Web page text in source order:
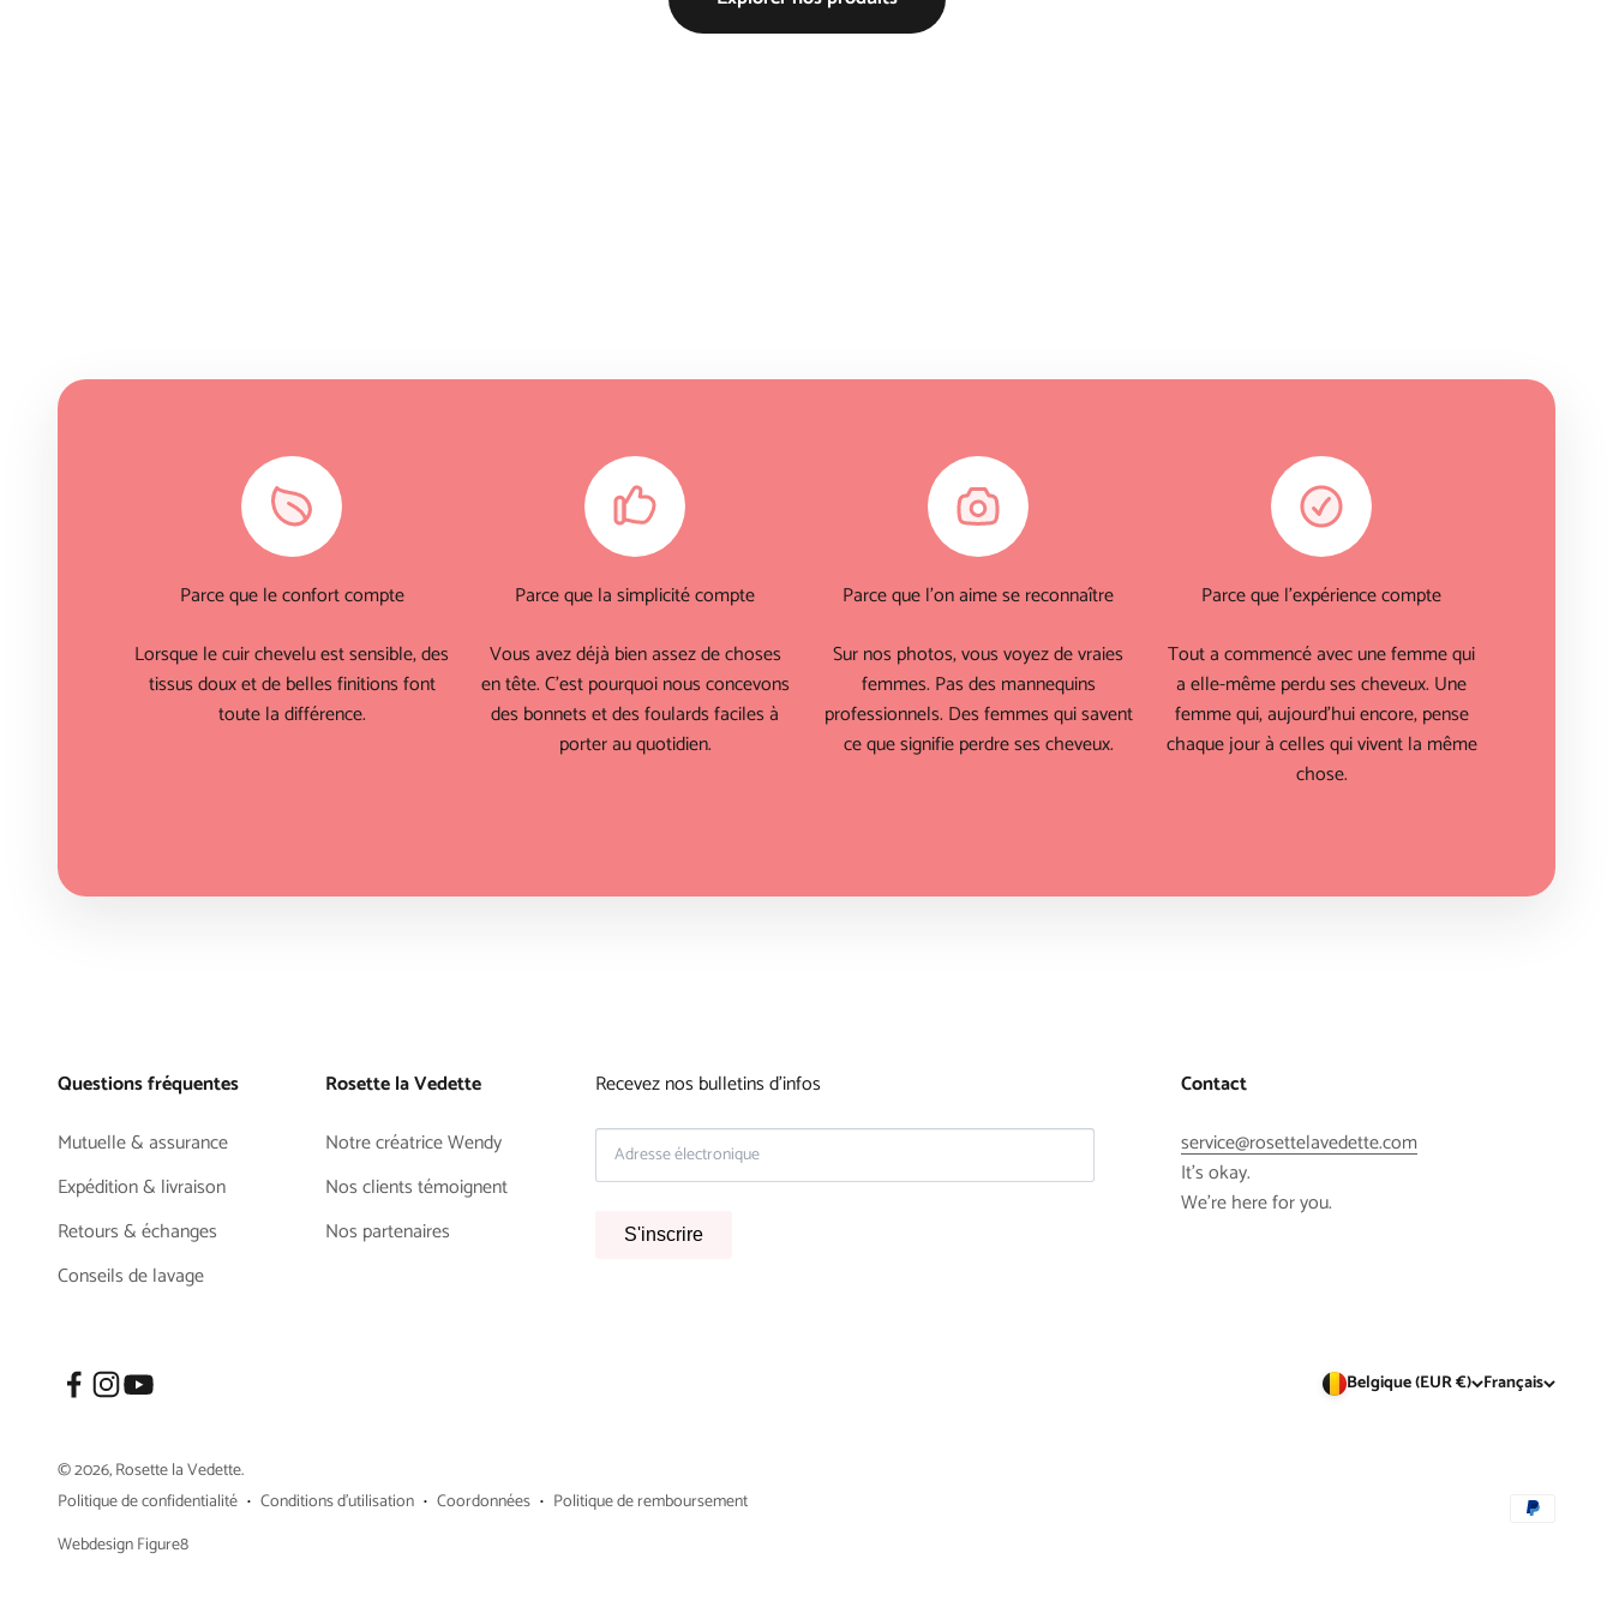
Parce que le confort compte
Lorsque le cuir chevelu est sensible, des
tissus doux et de belles finitions font
toute la différence.
Parce que la simplicité compte
Vous avez déjà bien assez de choses
en tête. C'est pourquoi nous concevons
des bonnets et des foulards faciles à
porter au quotidien.
Parce que l'on aime se reconnaître
Sur nos photos, vous voyez de vraies
femmes. Pas des mannequins
professionnels. Des femmes qui savent
ce que signifie perdre ses cheveux.
Parce que l'expérience compte
Tout a commencé avec une femme qui
a elle-même perdu ses cheveux. Une
femme qui, aujourd'hui encore, pense
chaque jour à celles qui vivent la même
chose.
Questions fréquentes
Mutuelle & assurance
Expédition & livraison
Retours & échanges
Conseils de lavage
Rosette la Vedette
Notre créatrice Wendy
Nos clients témoignent
Nos partenaires
Recevez nos bulletins d'infos
S'inscrire
Contact
service@rosettelavedette.com
It's okay.
We're here for you.
Belgique (EUR €) Français
© 2026, Rosette la Vedette.
Politique de confidentialité
Conditions d’utilisation Coordonnées
Politique de remboursement
Webdesign Figure8